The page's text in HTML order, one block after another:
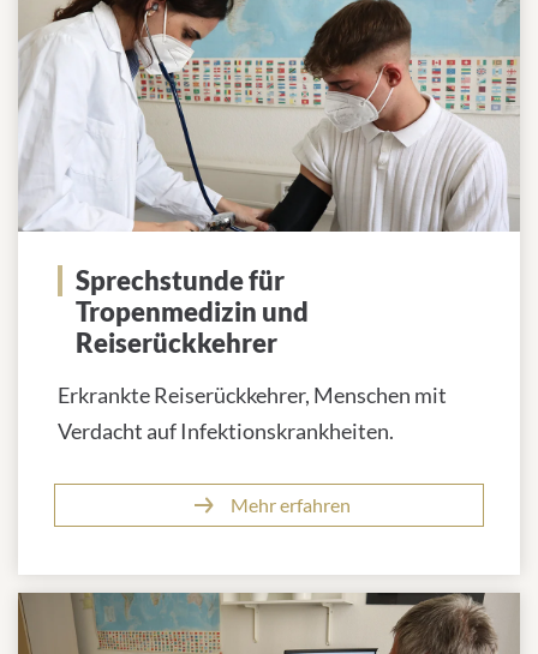
Sprechstunde für
Tropenmedizin und
Reiserückkehrer
Erkrankte Reiserückkehrer, Menschen mit
Verdacht auf Infektionskrankheiten.
Mehr erfahren